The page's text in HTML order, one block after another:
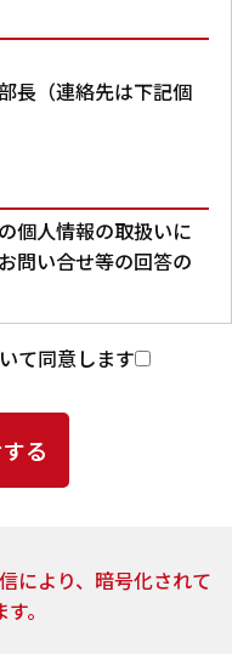
長（連絡先は下記個
個人情報の取扱いに
問い合せ等の回答の
な範囲内において、ご
託する場合がありま
委託する場合、業務委
て同意します
により、暗号化されて
。